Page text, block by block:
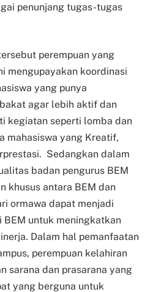
penunjang tugas-tugas
perempuan yang
mengupayakan koordinasi
yang punya
agar lebih aktif dan
kegiatan seperti lomba dan
mahasiswa yang Kreatif,
Sedangkan dalam
badan pengurus BEM
khusus antara BEM dan
ormawa dapat menjadi
untuk meningkatkan
Dalam hal pemanfaatan
perempuan kelahiran
sarana dan prasarana yang
yang berguna untuk